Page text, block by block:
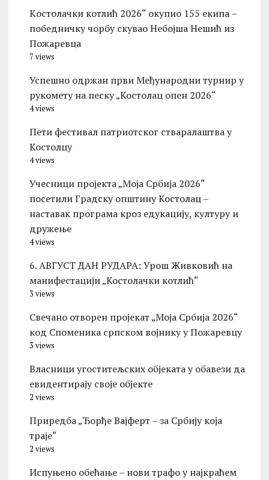
Kостолачки котлић 2026“ окупио 155 екипа –
победничку чорбу скувао Небојша Нешић из
Пожаревца
7 views
Успешно одржан први Међународни турнир у
рукомету на песку „Костолац опен 2026“
4 views
Пети фестивал патриотског стваралаштва у
Костолцу
4 views
Учесници пројекта „Моја Србија 2026“
посетили Градску општину Костолац –
наставак програма кроз едукацију, културу и
дружење
4 views
6. АВГУСТ ДАН РУДАРА: Урош Живковић на
манифестацији „Костолачки котлић“
3 views
Свечано отворен пројекат „Моја Србија 2026“
код Споменика српском војнику у Пожаревцу
3 views
Власници угоститељских објеката у обавези да
евидентирају своје објекте
2 views
Приредба „Ђорђе Вајферт – за Србију која
траје“
2 views
Испуњено обећање – нови трафо у најкраћем